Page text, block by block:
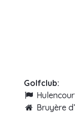
Golfclub:
Bruyère